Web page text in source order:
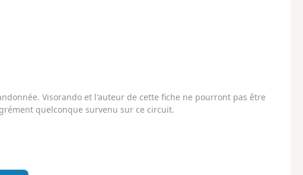
Visorando et l'auteur de cette fiche ne pourront pas être
quelconque survenu sur ce circuit.